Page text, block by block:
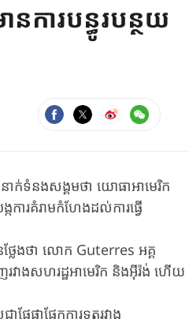
នការបន្ធូរបន្ថយ
ាក់ទំនងសង្គមថា យោធាអាមេរិក
ការគំរាមកំហែងដល់ការធ្វើ
លែងថា លោក Guterres អគ្គ
ញរវាងសហរដ្ឋអាមេរិក និងអ៊ីរ៉ង់ ហើយ
ផ្កាផ្នែកការទូតរវាង